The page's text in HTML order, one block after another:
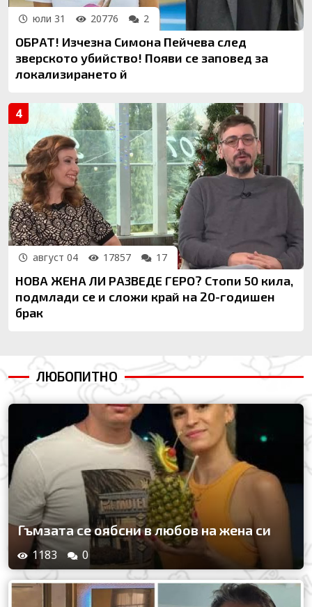
ОБРАТ! Изчезна Симона Пейчева след
зверското убийство! Появи се заповед за
локализирането й
юли 31 20776 2
НОВА ЖЕНА ЛИ РАЗВЕДЕ ГЕРО? Стопи 50 кила,
подмлади се и сложи край на 20-годишен
брак
август 04 17857 17
ЛЮБОПИТНО
Гъмзата се оябсни в любов на жена си
1183 0